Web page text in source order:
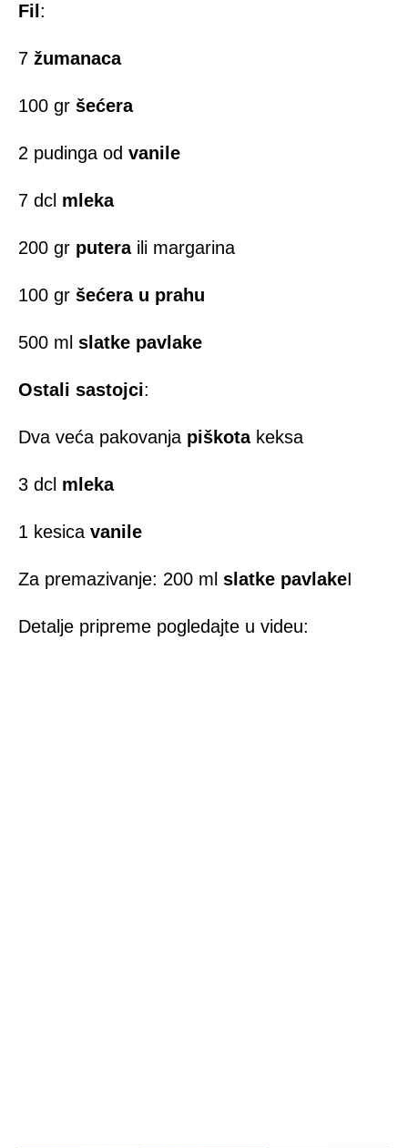
Fil :
7 žumanaca
100 gr šećera
2 pudinga od vanile
7 dcl mleka
200 gr puteraili margarina
100 gr šećera u prahu
500 ml slatke pavlake
Ostali sastojci:
Dva veća pakovanja piškotakeksa
3 dcl mleka
1 kesica vanile
Za premazivanje: 200 ml slatke pavlakeI
Detalje pripreme pogledajte u videu: